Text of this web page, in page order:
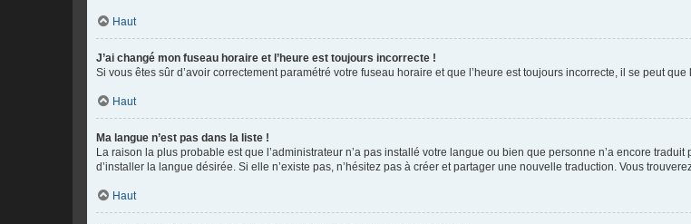
Haut
J’ai changé mon fuseau horaire et l’heure est toujours incorrecte !
Si vous êtes sûr d’avoir correctement paramétré votre fuseau horaire et que l’heure est toujours incorrecte, il se peut
Haut
Ma langue n’est pas dans la liste !
La raison la plus probable est que l’administrateur n’a pas installé votre langue ou bien que personne n’a encore
d’installer la langue désirée. Si elle n’existe pas, n’hésitez pas à créer et partager une nouvelle traduction. Vous
Haut